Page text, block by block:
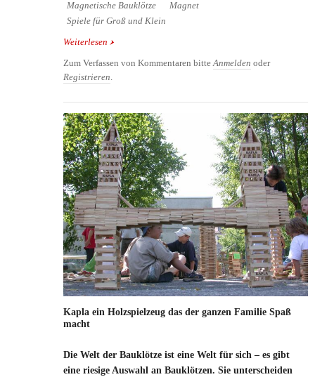
Magnetische Bauklötze
Magnet
Spiele für Groß und Klein
Weiterlesen über Tegu - magnetische Bauklötze für Groß und
Zum Verfassen von Kommentaren bitteAnmelden oder
Registrieren.
Kapla ein Holzspielzeug das der ganzen Familie Spaß
macht
Die Welt der Bauklötze ist eine Welt für sich – es gibt
eine riesige Auswahl an Bauklötzen. Sie unterscheiden